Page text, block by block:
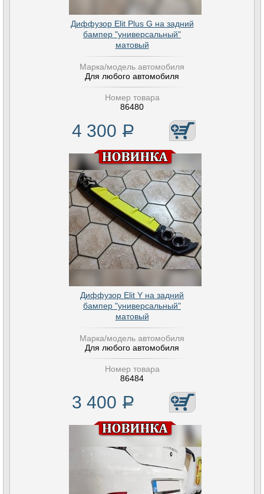
Диффузор Elit Plus G на задний
бампер "универсальный"
матовый
Марка/модель автомобиля
Для любого автомобиля
Номер товара
86480
4 300 Р
Диффузор Elit Y на задний
бампер "универсальный"
матовый
Марка/модель автомобиля
Для любого автомобиля
Номер товара
86484
3 400 Р